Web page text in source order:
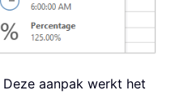
Deze aanpak werkt het